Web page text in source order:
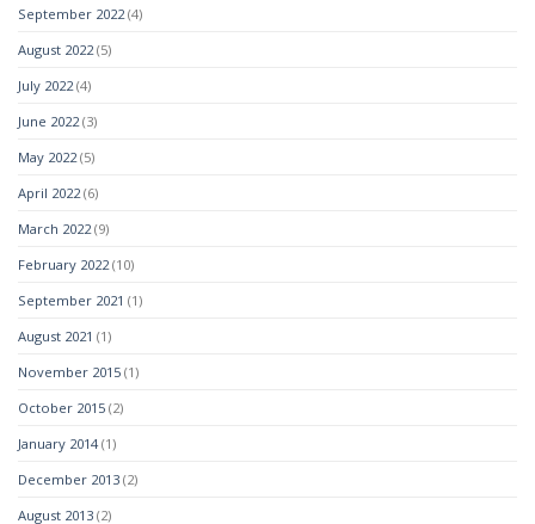
September 2022 (4)
August 2022 (5)
July 2022 (4)
June 2022 (3)
May 2022 (5)
April 2022 (6)
March 2022 (9)
February 2022 (10)
September 2021 (1)
August 2021 (1)
November 2015 (1)
October 2015 (2)
January 2014(1)
December 2013 (2)
August 2013 (2)